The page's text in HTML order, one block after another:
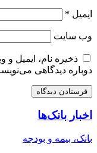
ایمیل *
وب‌ سایت
ذخیره نام، ایمیل
دوباره دیدگاهی
اخبار بانک‌ها
بانک، بیمه و بودجه